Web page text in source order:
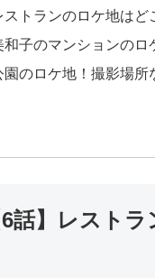
トランのロケ地はど
子のマンションの
のロケ地！撮影場所
話】レスト